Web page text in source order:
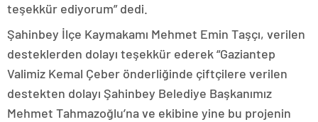
teşekkür ediyorum” dedi.
Şahinbey İlçe Kaymakamı Mehmet Emin Taşçı, verilen
desteklerden dolayı teşekkür ederek “Gaziantep
Valimiz Kemal Çeber önderliğinde çiftçilere verilen
destekten dolayı Şahinbey Belediye Başkanımız
Mehmet Tahmazoğlu’na ve ekibine yine bu projenin